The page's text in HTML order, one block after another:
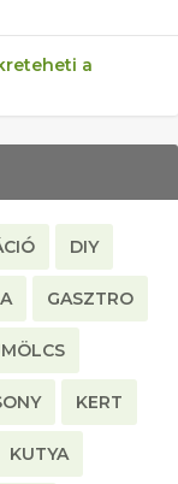
a
DIY
GASZTRO
KERT
KUTYA